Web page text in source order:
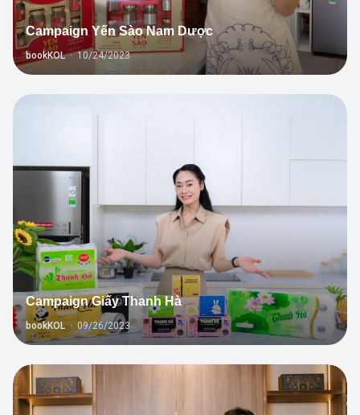
Campaign Yến Sào Nam Dược
bookKOL · 10/24/2023
Campaign Giấy Thanh Hà
bookKOL · 09/26/2023